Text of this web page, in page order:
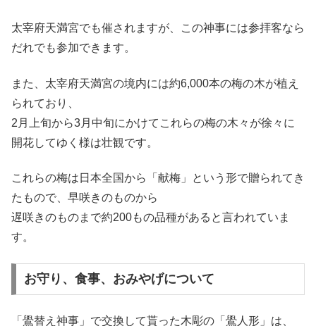
太宰府天満宮でも催されますが、この神事には参拝客なら
だれでも参加できます。
また、太宰府天満宮の境内には約6,000本の梅の木が植え
られており、
2月上旬から3月中旬にかけてこれらの梅の木々が徐々に
開花してゆく様は壮観です。
これらの梅は日本全国から「献梅」という形で贈られてき
たもので、早咲きのものから
遅咲きのものまで約200もの品種があると言われていま
す。
お守り、食事、おみやげについて
「鷽替え神事」で交換して貰った木彫の「鷽人形」は、